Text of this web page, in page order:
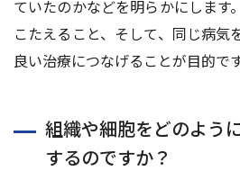
ていたのかなどを明らかにします
こたえること、そして、同じ病気
良い治療につなげることが⽬的です
組織や細胞をどのよう
するのですか？